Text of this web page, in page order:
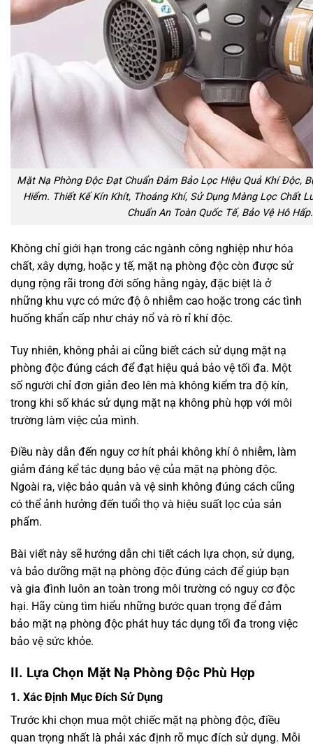
Mặt Nạ Phòng Độc Đạt Chuẩn Đảm Bảo Lọc Hiệu Quả Khí Độc,
Hiểm. Thiết Kế Kín Khít, Thoáng Khí, Sử Dụng Màng Lọc Chất
Chuẩn An Toàn Quốc Tế, Bảo Vệ Hô Hấp.
Không chỉ giới hạn trong các ngành công nghiệp như hóa
chất, xây dựng, hoặc y tế, mặt nạ phòng độc còn được sử
dụng rộng rãi trong đời sống hằng ngày, đặc biệt là ở
những khu vực có mức độ ô nhiễm cao hoặc trong các tình
huống khẩn cấp như cháy nổ và rò rỉ khí độc.
Tuy nhiên, không phải ai cũng biết cách sử dụng mặt nạ
phòng độc đúng cách để đạt hiệu quả bảo vệ tối đa. Một
số người chỉ đơn giản đeo lên mà không kiểm tra độ kín,
trong khi số khác sử dụng mặt nạ không phù hợp với môi
trường làm việc của mình.
Điều này dẫn đến nguy cơ hít phải không khí ô nhiễm, làm
giảm đáng kể tác dụng bảo vệ của mặt nạ phòng độc.
Ngoài ra, việc bảo quản và vệ sinh không đúng cách cũng
có thể ảnh hưởng đến tuổi thọ và hiệu suất lọc của sản
phẩm.
Bài viết này sẽ hướng dẫn chi tiết cách lựa chọn, sử dụng,
và bảo dưỡng mặt nạ phòng độc đúng cách để giúp bạn
và gia đình luôn an toàn trong môi trường có nguy cơ độc
hại. Hãy cùng tìm hiểu những bước quan trọng để đảm
bảo mặt nạ phòng độc phát huy tác dụng tối đa trong việc
bảo vệ sức khỏe.
II. Lựa Chọn Mặt Nạ Phòng Độc Phù Hợp
1. Xác Định Mục Đích Sử Dụng
Trước khi chọn mua một chiếc mặt nạ phòng độc, điều
quan trọng nhất là phải xác định rõ mục đích sử dụng. Mỗi